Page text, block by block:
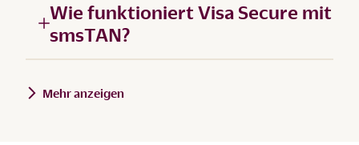
Wie funktioniert Visa Secure mit
smsTAN?
Mehr anzeigen